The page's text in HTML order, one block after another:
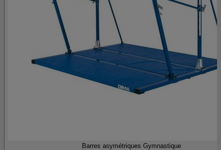
Barres asymétriques Gymnastique